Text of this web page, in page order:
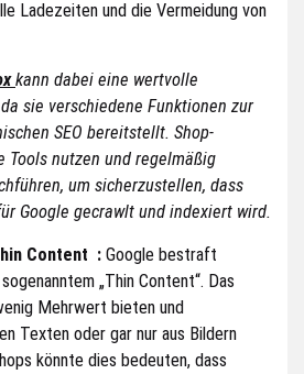
Ladezeiten und die Vermeidung von
kann dabei eine wertvolle
sie verschiedene Funktionen zur
SEO bereitstellt. Shop-
Tools nutzen und regelmäßig
um sicherzustellen, dass
Google gecrawlt und indexiert wird.
Content : Google bestraft
„Thin Content“. Das
Mehrwert bieten und
Texten oder gar nur aus Bildern
könnte dies bedeuten, dass